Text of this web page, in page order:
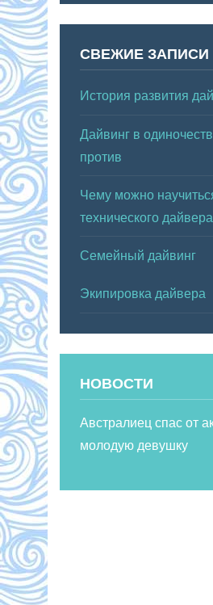
СВЕЖИЕ ЗАПИСИ
История развития
Дайвинг в
против
Чему можно
технического
Семейный дайвинг
Экипировка дайвера
НОВОСТИ
Австралиец спас от
молодую девушку